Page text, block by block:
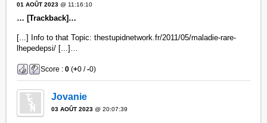
01 AOÛT 2023 @ 11:16:10
… [Trackback]…
[...] Info to that Topic: thestupidnetwork.fr/2011/05/maladie-rare-
lhepedepsi/ [...]…
Score :0 (+0 /-0)
Jovanie
03 AOÛT 2023 @ 20:07:39